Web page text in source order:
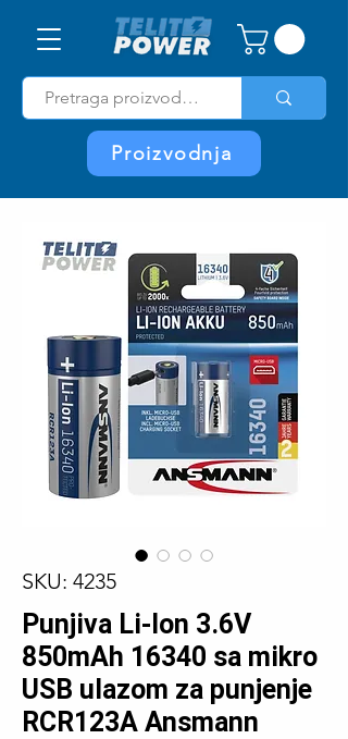
Proizvodnja
SKU: 4235
Punjiva Li-Ion 3.6V
850mAh 16340 sa mikro
USB ulazom za punjenje
RCR123A Ansmann